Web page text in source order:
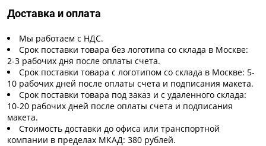
Доставка и оплата
Мы работаем с НДС.
Срок поставки товара без логотипа со склада в Москве:
2-3 рабочих дня после оплаты счета.
Срок поставки товара с логотипом со склада в Москве: 5-
10 рабочих дней после оплаты счета и подписания макета.
Срок поставки товара под заказ и с удаленного склада:
10-20 рабочих дней после оплаты счета и подписания
макета.
Стоимость доставки до офиса или транспортной
компании в пределах МКАД: 380 рублей.